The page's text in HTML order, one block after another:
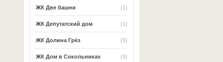
(1)
ЖК Две башни
(1)
ЖК Депутатский дом
(5)
ЖК Долина Грёз
(3)
ЖК Дом в Сокольниках